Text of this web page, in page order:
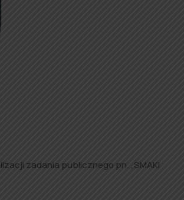
zadania publicznego pn. „SMAKI